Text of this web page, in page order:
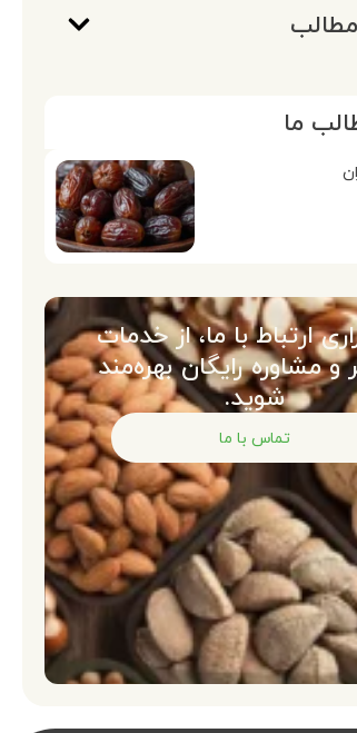
ما
ارتباط با ما، از خدمات
و مشاوره رایگان بهره‌مند
شوید.
تماس با ما